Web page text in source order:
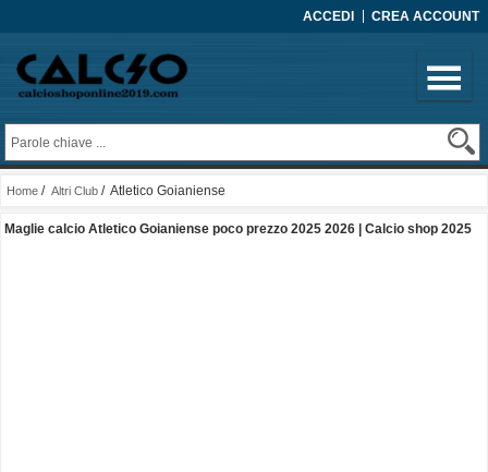
ACCEDI CREA ACCOUNT
Home / Altri Club / Atletico Goianiense
Maglie calcio Atletico Goianiense poco prezzo 2025 2026 | Calcio shop 2025